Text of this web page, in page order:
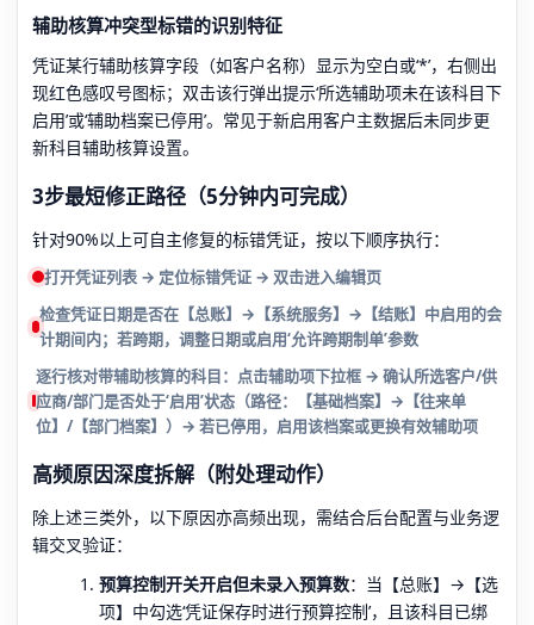
辅助核算冲突型标错的识别特征
凭证某行辅助核算字段（如客户名称）显示为空白或‘*’，右侧出
现红色感叹号图标；双击该行弹出提示‘所选辅助项未在该科目下
启用’或‘辅助档案已停用’。常见于新启用客户主数据后未同步更
新科目辅助核算设置。
3步最短修正路径（5分钟内可完成）
针对90%以上可自主修复的标错凭证，按以下顺序执行：
打开凭证列表 → 定位标错凭证 → 双击进入编辑页
检查凭证日期是否在【总账】→【系统服务】→【结账】中启用的会
计期间内；若跨期，调整日期或启用‘允许跨期制单’参数
逐行核对带辅助核算的科目：点击辅助项下拉框 → 确认所选客户/供
应商/部门是否处于‘启用’状态（路径：【基础档案】→【往来单
位】/【部门档案】）→ 若已停用，启用该档案或更换有效辅助项
高频原因深度拆解（附处理动作）
除上述三类外，以下原因亦高频出现，需结合后台配置与业务逻
辑交叉验证：
预算控制开关开启但未录入预算数：当【总账】→【选
项】中勾选‘凭证保存时进行预算控制’，且该科目已绑